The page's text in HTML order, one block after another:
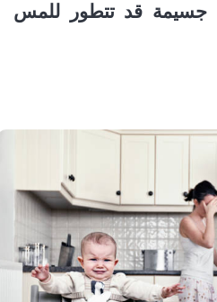
جسيمة قد تتطور للمس